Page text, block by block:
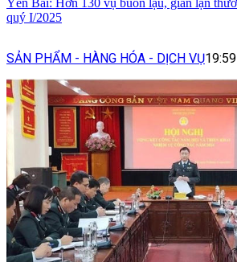
quý I/2025
SẢN PHẨM - HÀNG HÓA - DỊCH VỤ19:59